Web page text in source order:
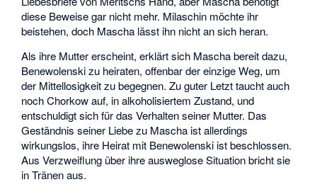
diese Beweise gar nicht mehr. Milaschin möchte ihr
beistehen, doch Mascha lässt ihn nicht an sich heran.
Als ihre Mutter erscheint, erklärt sich Mascha bereit dazu,
Benewolenski zu heiraten, offenbar der einzige Weg, um
der Mittellosigkeit zu begegnen. Zu guter Letzt taucht auch
noch Chorkow auf, in alkoholisiertem Zustand, und
entschuldigt sich für das Verhalten seiner Mutter. Das
Geständnis seiner Liebe zu Mascha ist allerdings
wirkungslos, ihre Heirat mit Benewolenski ist beschlossen.
Aus Verzweiflung über ihre ausweglose Situation bricht sie
in Tränen aus.